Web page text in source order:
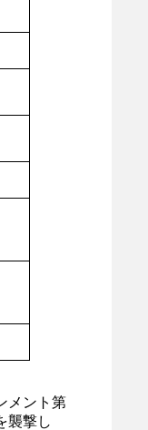
メント第
襲撃し